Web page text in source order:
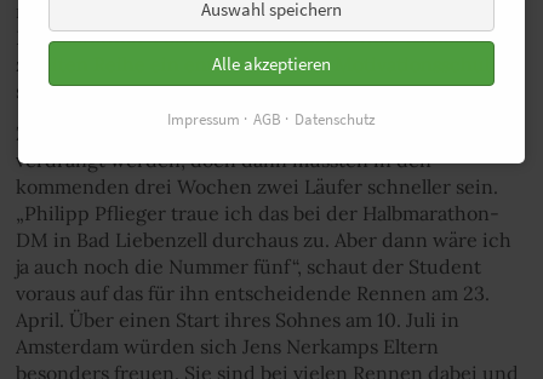
mit Sternchen und ein weiterer Beweis, dass das neue
Halbmarathon-Format bei der EM für viele Läufer der
zweiten Reihe ein entscheidender Motivationsschub
sein kann.
Zwar kann Jens Nerkamp noch aus dem EM-Team
verdrängt werden, doch dann müssten in den
kommenden drei Wochen zwei Läufer schneller sein.
„Philipp Pflieger traue ich das bei der Halbmarathon-
DM in Bad Liebenzell durchaus zu. Aber dann wäre ich
ja auch noch die Nummer fünf“, schaut der Student
voraus auf das für ihn entscheidende Rennen am 23.
April. Über einen Start ihres Sohnes am 10. Juli in
Amsterdam würden sich Jens Nerkamps Eltern
besonders freuen. Sie sind bei vielen Rennen dabei und
Auswahl speichern
Alle akzeptieren
Impressum AGB Datenschutz